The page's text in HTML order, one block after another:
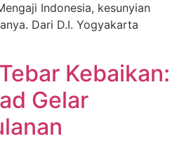
Indonesia, kesunyian
Dari D.I. Yogyakarta
Kebaikan:
Gelar